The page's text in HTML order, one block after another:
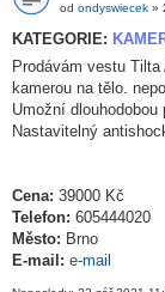
od ondyswiecek »
KATEGORIE:
Prodávám vestu
kamerou na tělo.
Umožní
Nastavitelný
Cena: 39000 Kč
Telefon: 605444020
Město: Brno
E-mail: e-mail